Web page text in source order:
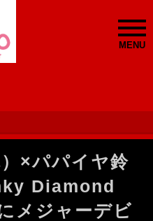
MENU
×パパイヤ鈴
Diamond
メジャーデビ